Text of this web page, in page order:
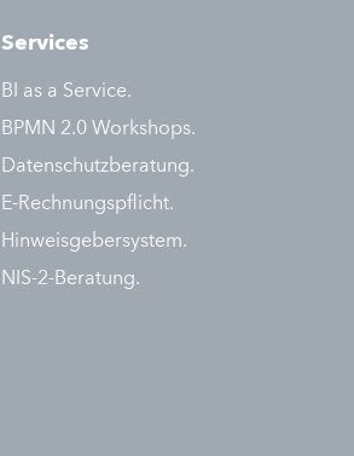
Services
BI as a Service.
BPMN 2.0 Workshops.
Datenschutzberatung.
E-Rechnungspflicht.
Hinweisgebersystem.
NIS-2-Beratung.